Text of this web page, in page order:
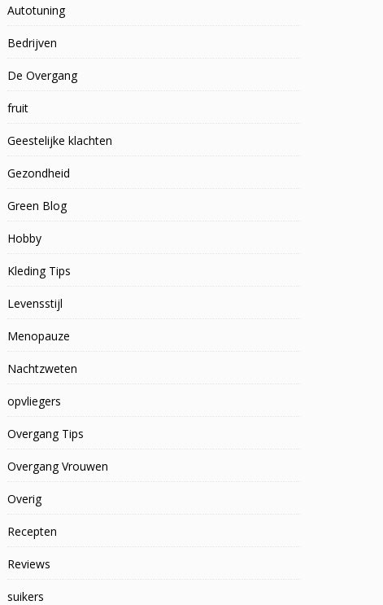
Autotuning
Bedrijven
De Overgang
fruit
Geestelijke klachten
Gezondheid
Green Blog
Hobby
Kleding Tips
Levensstijl
Menopauze
Nachtzweten
opvliegers
Overgang Tips
Overgang Vrouwen
Overig
Recepten
Reviews
suikers